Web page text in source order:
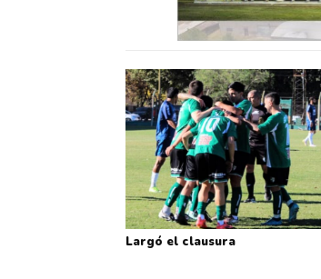
Largó el clausura